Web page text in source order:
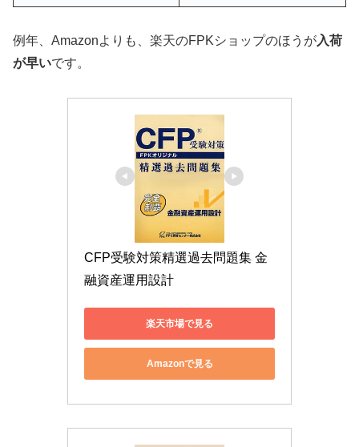
例年、Amazonよりも、楽天のFPKショップのほうが入荷
が早いです。
CFP受験対策精選過去問題集 金
融資産運用設計
楽天市場で見る
Amazonで見る